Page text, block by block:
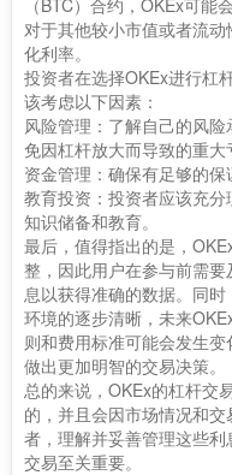
（BTC）合约，OKEx可
对于其他较小市值或者流
化利率。
投资者在选择OKEx进行杠
该考虑以下因素：
风险管理：了解自己的风
免因杠杆放大而导致的重大
资金管理：确保有足够的保
教育投资：投资者应该充
知识储备和教育。
最后，值得指出的是，
整，因此用户在参与前需
息以获得准确的数据。同
环境的逐步清晰，未来
则和费用标准可能会发生
做出更加明智的交易决策。
总的来说，OKEx的杠杆交
的，并且会因市场情况和
者，理解并妥善管理这些
交易至关重要。